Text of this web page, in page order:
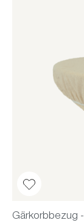
Gärkorbbezug